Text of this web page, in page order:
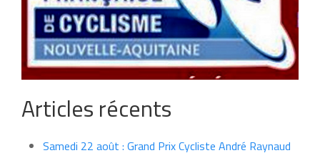
Articles récents
Samedi 22 août : Grand Prix Cycliste André Raynaud